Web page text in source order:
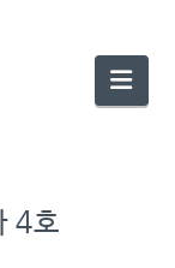
4호